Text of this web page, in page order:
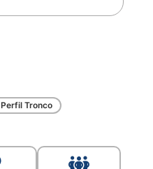
Perfil Tronco